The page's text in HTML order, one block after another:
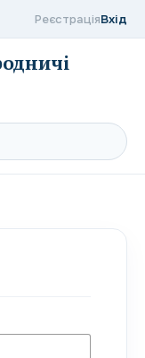
РеєстраціяВхід